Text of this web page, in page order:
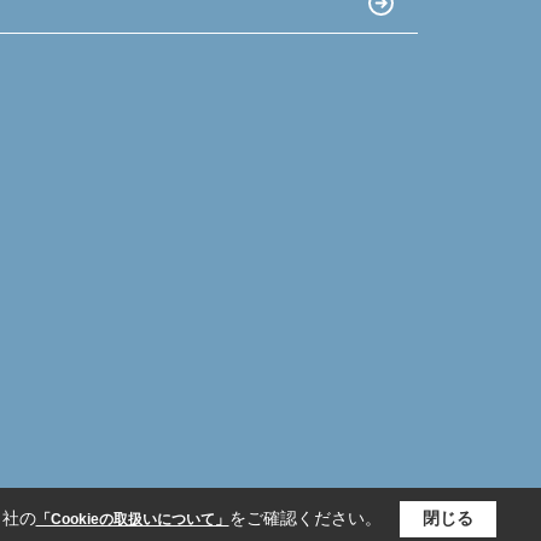
の「Cookieの取扱いについて」 をご確認ください。 閉じる